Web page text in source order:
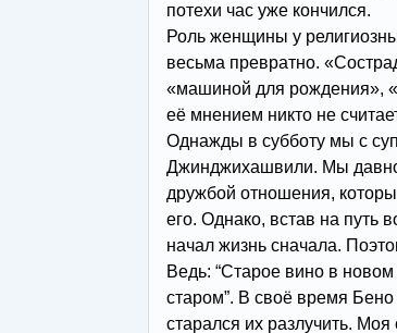
потехи час уже кончился.
Роль женщины у
весьма превратно.
«машиной для рождения»,
её мнением никто не
Однажды в субботу мы с
Джинджихашвили. Мы
дружбой отношения,
его. Однако, встав на путь
начал жизнь сначала.
Ведь: “Старое вино в
старом”. В своё время
старался их разлучить.